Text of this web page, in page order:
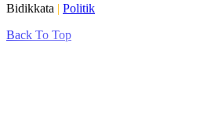
Bidikkata | Politik
Back To Top